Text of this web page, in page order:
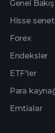
Genel Bakış
Hisse
Forex
Endeksler
ETF'ler
Para
Emtialar